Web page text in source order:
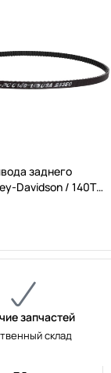
заднего
Davidson / 140T /
запчастей
склад